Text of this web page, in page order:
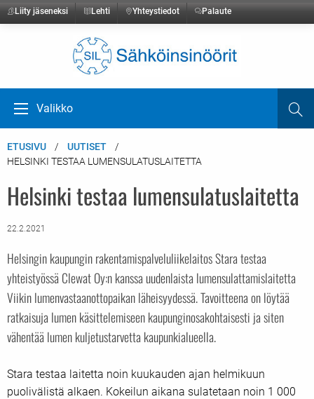
Liity jäseneksi Lehti Yhteystiedot Palaute
Avaa valikko
Valikko
ETUSIVU
UUTISET
HELSINKI TESTAA LUMENSULATUSLAITETTA
Helsinki testaa lumensulatuslaitetta
22.2.2021
Helsingin kaupungin rakentamispalveluliikelaitos Stara testaa
yhteistyössä Clewat Oy:n kanssa uudenlaista lumensulattamislaitetta
Viikin lumenvastaanottopaikan läheisyydessä. Tavoitteena on löytää
ratkaisuja lumen käsittelemiseen kaupunginosakohtaisesti ja siten
vähentää lumen kuljetustarvetta kaupunkialueella.
Stara testaa laitetta noin kuukauden ajan helmikuun
puolivälistä alkaen. Kokeilun aikana sulatetaan noin 1 000